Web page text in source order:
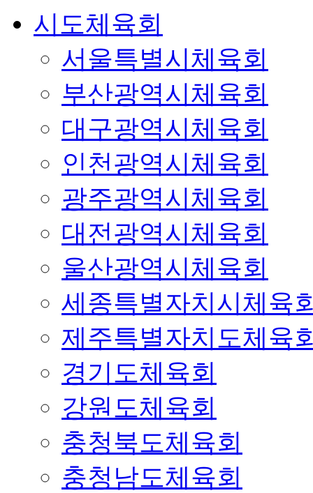
시도체육회
서울특별시체육회
부산광역시체육회
대구광역시체육회
인천광역시체육회
광주광역시체육회
대전광역시체육회
울산광역시체육회
세종특별자치시체육
제주특별자치도체육
경기도체육회
강원도체육회
충청북도체육회
충청남도체육회